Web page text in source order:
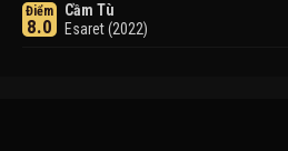
Điểm
8.0
Cầm Tù
Esaret (2022)